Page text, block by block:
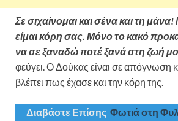
Σε σιχαίνομαι και σένα και τη
είμαι κόρη σας. Μόνο το κακό
να σε ξαναδώ ποτέ ξανά στη ζωή
φεύγει. Ο Δούκας είναι σε απόγνωση
βλέπει πως έχασε και την κόρη της.
Διαβάστε Επίσης Φωτιά στη